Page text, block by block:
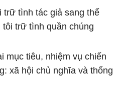
trữ tình tác giả sang thể
trữ tình quần chúng
mục tiêu, nhiệm vụ chiến
xã hội chủ nghĩa và thống